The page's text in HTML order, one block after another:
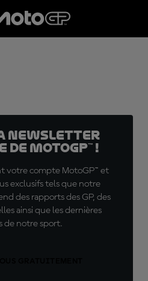
Newsletter
MotoGP™ !
votre compte MotoGP™ et
exclusifs tels que notre
des rapports des GP, des
ainsi que les dernières
de notre sport.